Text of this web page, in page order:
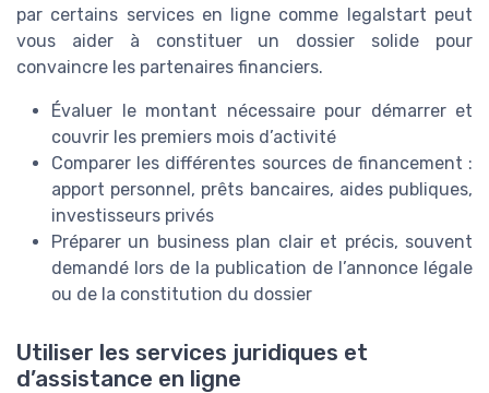
par certains services en ligne comme legalstart peut
vous aider à constituer un dossier solide pour
convaincre les partenaires financiers.
Évaluer le montant nécessaire pour démarrer et
couvrir les premiers mois d’activité
Comparer les différentes sources de financement :
apport personnel, prêts bancaires, aides publiques,
investisseurs privés
Préparer un business plan clair et précis, souvent
demandé lors de la publication de l’annonce légale
ou de la constitution du dossier
Utiliser les services juridiques et
d’assistance en ligne